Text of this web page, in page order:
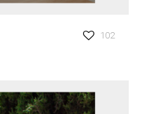
102